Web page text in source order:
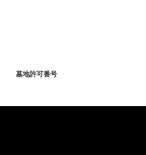
墓地許可番号